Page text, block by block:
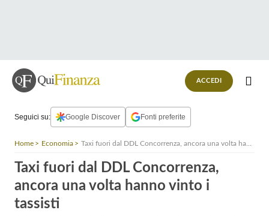
ACCEDI
Seguici su: Google Discover Fonti preferite
Home Economia Taxi fuori dal DDL Concorrenza, ancora una volta hanno vinto i tassisti
Taxi fuori dal DDL Concorrenza,
ancora una volta hanno vinto i
tassisti